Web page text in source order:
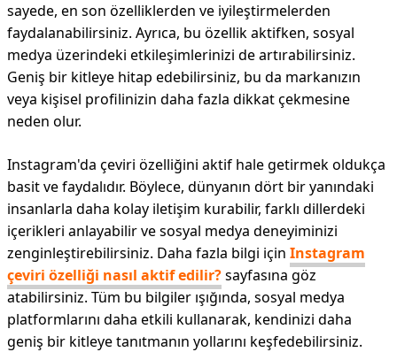
sayede, en son özelliklerden ve iyileştirmelerden
faydalanabilirsiniz. Ayrıca, bu özellik aktifken, sosyal
medya üzerindeki etkileşimlerinizi de artırabilirsiniz.
Geniş bir kitleye hitap edebilirsiniz, bu da markanızın
veya kişisel profilinizin daha fazla dikkat çekmesine
neden olur.
Instagram'da çeviri özelliğini aktif hale getirmek oldukça
basit ve faydalıdır. Böylece, dünyanın dört bir yanındaki
insanlarla daha kolay iletişim kurabilir, farklı dillerdeki
içerikleri anlayabilir ve sosyal medya deneyiminizi
zenginleştirebilirsiniz. Daha fazla bilgi için Instagram
çeviri özelliği nasıl aktif edilir?sayfasına göz
atabilirsiniz. Tüm bu bilgiler ışığında, sosyal medya
platformlarını daha etkili kullanarak, kendinizi daha
geniş bir kitleye tanıtmanın yollarını keşfedebilirsiniz.